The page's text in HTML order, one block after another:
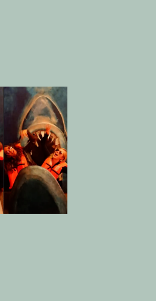
Open afbeelding in popup